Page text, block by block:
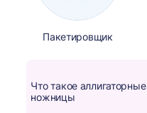
Пакетировщик
Что такое аллигаторные
ножницы